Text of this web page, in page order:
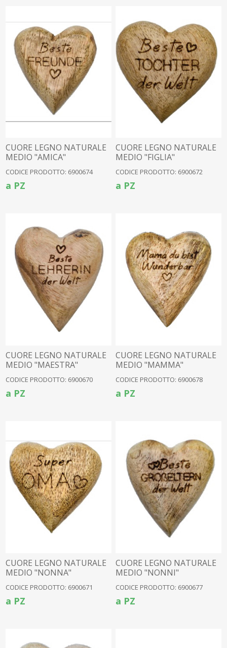
CUORE LEGNO NATURALE
MEDIO "AMICA"
CODICE PRODOTTO: 6900674
a PZ
CUORE LEGNO NATURALE
MEDIO "FIGLIA"
CODICE PRODOTTO: 6900672
a PZ
CUORE LEGNO NATURALE
MEDIO "MAESTRA"
CODICE PRODOTTO: 6900670
a PZ
CUORE LEGNO NATURALE
MEDIO "MAMMA"
CODICE PRODOTTO: 6900678
a PZ
CUORE LEGNO NATURALE
MEDIO "NONNA"
CODICE PRODOTTO: 6900671
a PZ
CUORE LEGNO NATURALE
MEDIO "NONNI"
CODICE PRODOTTO: 6900677
a PZ